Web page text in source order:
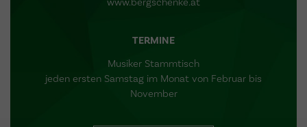
TERMINE
Musiker Stammtisch
jeden ersten Samstag im Monat von Februar bis
November